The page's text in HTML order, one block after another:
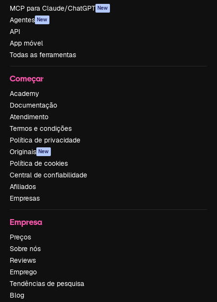
MCP para Claude/ChatGPT New
Agentes New
API
App móvel
Todas as ferramentas
Começar
Academy
Documentação
Atendimento
Termos e condições
Política de privacidade
Originais New
Política de cookies
Central de confiabilidade
Afiliados
Empresas
Empresa
Preços
Sobre nós
Reviews
Emprego
Tendências de pesquisa
Blog